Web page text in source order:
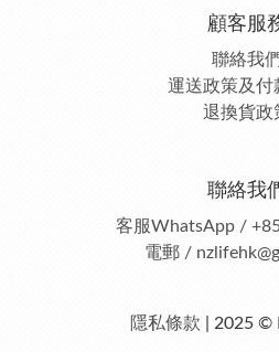
顧客服
聯絡我們
運送政策及付
退換貨政
聯絡我
客服WhatsApp /
電郵 /
隱私條款 | 2025 ©